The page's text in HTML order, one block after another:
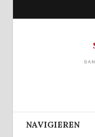
NAVIGIEREN